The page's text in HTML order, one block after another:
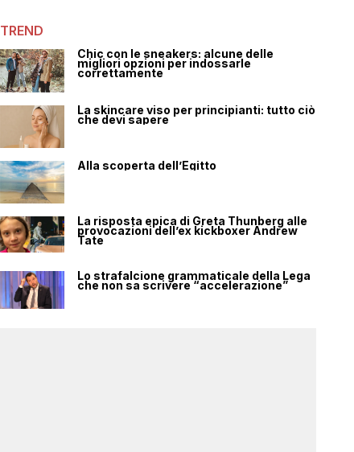
TREND
Chic con le sneakers: alcune delle
migliori opzioni per indossarle
correttamente
La skincare viso per principianti: tutto ciò
che devi sapere
Alla scoperta dell’Egitto
La risposta epica di Greta Thunberg alle
provocazioni dell’ex kickboxer Andrew
Tate
Lo strafalcione grammaticale della Lega
che non sa scrivere “accelerazione”